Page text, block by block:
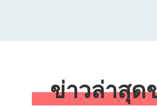
ข่าวล่าสุด